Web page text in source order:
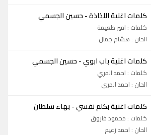
كلمات اغنية اللذاذة-حسين الجسمي
كلمات : امير طعيمة
الحان : هشام جمال
كلمات اغنية باب ابوي-حسين الجسمي
كلمات : احمد المري
الحان : احمد المري
كلمات اغنية بكلم نفسي-بهاء سلطان
كلمات : محمود فاروق
الحان : احمد زعيم